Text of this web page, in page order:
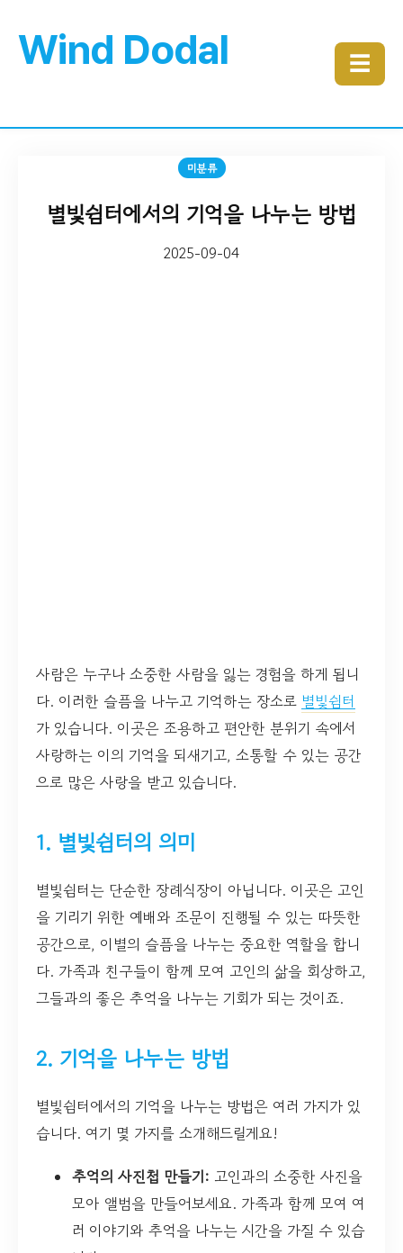
Wind Dodal ☰
미분류
별빛쉼터에서의 기억을 나누는 방법
2025-09-04
사람은 누구나 소중한 사람을 잃는 경험을 하게 됩니
다. 이러한 슬픔을 나누고 기억하는 장소로 별빛쉼터
가 있습니다. 이곳은 조용하고 편안한 분위기 속에서
사랑하는 이의 기억을 되새기고, 소통할 수 있는 공간
으로 많은 사랑을 받고 있습니다.
1. 별빛쉼터의 의미
별빛쉼터는 단순한 장례식장이 아닙니다. 이곳은 고인
을 기리기 위한 예배와 조문이 진행될 수 있는 따뜻한
공간으로, 이별의 슬픔을 나누는 중요한 역할을 합니
다. 가족과 친구들이 함께 모여 고인의 삶을 회상하고,
그들과의 좋은 추억을 나누는 기회가 되는 것이죠.
2. 기억을 나누는 방법
별빛쉼터에서의 기억을 나누는 방법은 여러 가지가 있
습니다. 여기 몇 가지를 소개해드릴게요!
추억의 사진첩 만들기: 고인과의 소중한 사진을
모아 앨범을 만들어보세요. 가족과 함께 모여 여
러 이야기와 추억을 나누는 시간을 가질 수 있습